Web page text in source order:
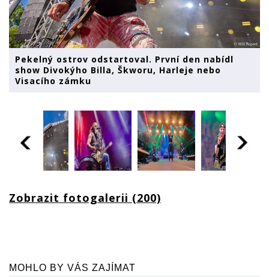
Pekelný ostrov odstartoval. První den nabídl
show Divokýho Billa, Škworu, Harleje nebo
Visacího zámku
Zobrazit fotogalerii (200)
MOHLO BY VÁS ZAJÍMAT